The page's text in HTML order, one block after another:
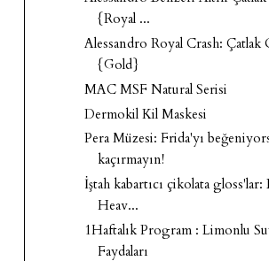
{Royal ...
Alessandro Royal Crash: Çatlak
{Gold}
MAC MSF Natural Serisi
Dermokil Kil Maskesi
Pera Müzesi: Frida'yı
kaçırmayın!
İştah kabartıcı çikolata
Heav...
1Haftalık Program : Limonlu
Faydaları